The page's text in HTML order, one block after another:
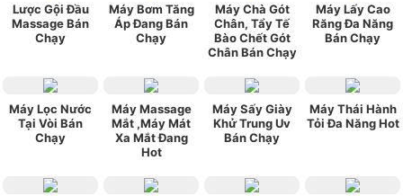
Lược Gội Đầu
Massage Bán
Chạy
Máy Bơm Tăng
Áp Đang Bán
Chạy
Máy Chà Gót
Chân, Tẩy Tế
Bào Chết Gót
Chân Bán Chạy
Máy Lấy Cao
Răng Đa Năng
Bán Chạy
Máy Lọc Nước
Tại Vòi Bán
Chạy
Máy Massage
Mắt ,Máy Mát
Xa Mắt Đang
Hot
Máy Sấy Giày
Khử Trung Uv
Bán Chạy
Máy Thái Hành
Tỏi Đa Năng Hot